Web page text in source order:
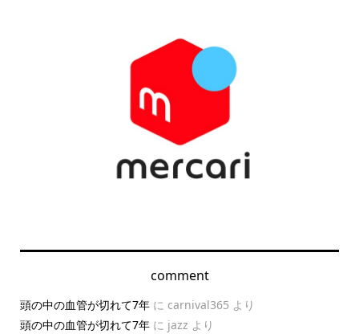
comment
頭の中の血管が切れて7年に carnival365 より
頭の中の血管が切れて7年に jazz より